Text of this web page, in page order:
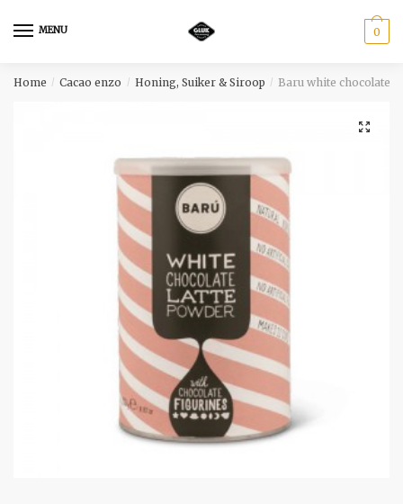
MENU 0
Home / Cacao enzo / Honing, Suiker & Siroop / Baru white chocolate